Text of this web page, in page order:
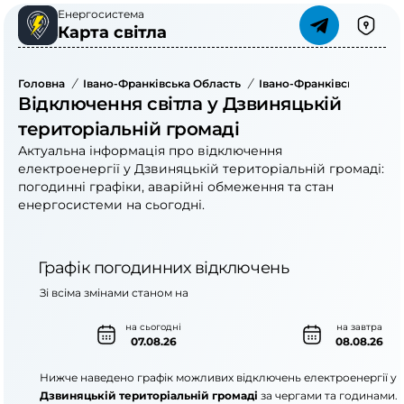
Енергосистема
Карта світла
Головна / Івано-Франківська Область / Івано-Франківський
Відключення світла у Дзвиняцькій
територіальній громаді
Актуальна інформація про відключення
електроенергії у Дзвиняцькій територіальній громаді:
погодинні графіки, аварійні обмеження та стан
енергосистеми на сьогодні.
Графік погодинних відключень
на сьогодні
07.08.26
на завтра
08.08.26
Зі всіма змінами станом на
Нижче наведено графік можливих відключень електроенергії у
Дзвиняцькій територіальній громаді за чергами та годинами.